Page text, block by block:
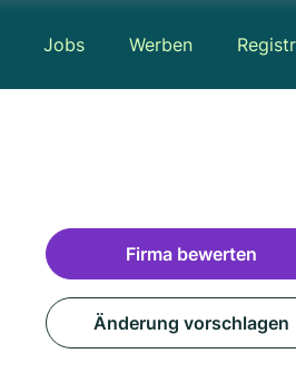
Jobs Werben
Firma bewerten
Änderung vorschlagen